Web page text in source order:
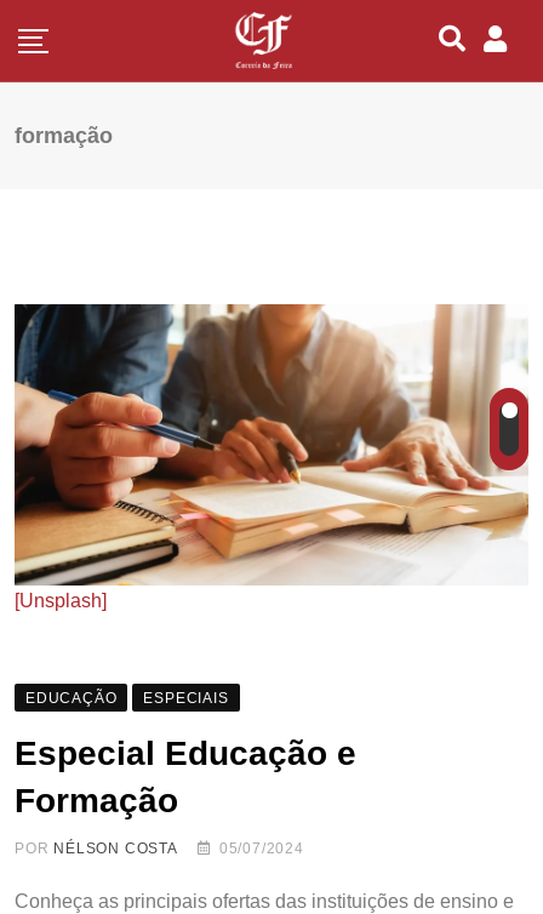
formação
[Unsplash]
EDUCAÇÃO ESPECIAIS
Especial Educação e
Formação
POR NÉLSON COSTA 05/07/2024
Conheça as principais ofertas das instituições de ensino e